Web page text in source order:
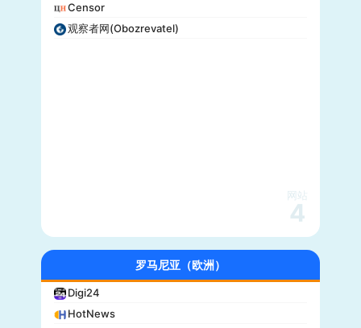
Censor
观察者网(Obozrevatel)
网站
4
罗马尼亚（欧洲）
Digi24
HotNews